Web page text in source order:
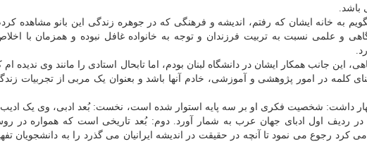
باشد.
به خانه ایشان که رفتم، اندیشه و فرهنگی که در جوهره زندگی این بانو مشاهده
و علمی نسبت به تربیت فرزندان و توجه به خانواده غافل نبوده و همزمان با
جانب همکار ایشان در دانشگاه لبنان بودم، اما تابحال استادی را مانند وی ندیده ام
کلمه در امور پژوهشی و آموزشی، خادم آنها باشد و بعنوان یک مربی از تجربیات
داشت: شخصیت فکری او بر سه پایه استوار شده است، نخست: بُعد ادبی، وی یک ادیب
ردیف اول ادبای جهان عرب به شمار آورد. دوم: بُعد تاریخی است که همواره در
رجوع می نمود تا آنچه در حقیقت در اندیشه ایرانیان می گذرد را به دانشجویان